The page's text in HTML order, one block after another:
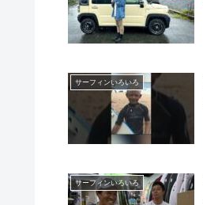
サーフィンいろいろ
サーフィンいろいろ